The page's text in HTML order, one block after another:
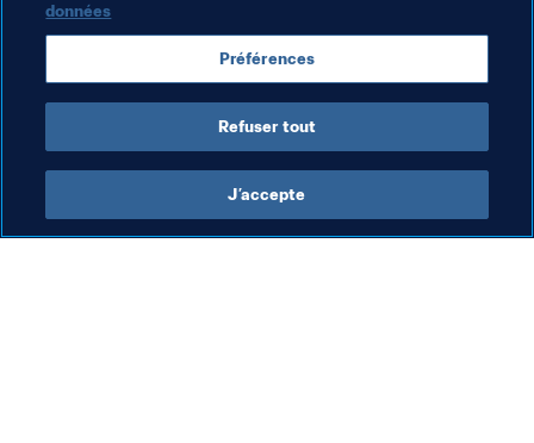
Thèmes en lien
Germany
données
Préférences
Refuser tout
J’accepte